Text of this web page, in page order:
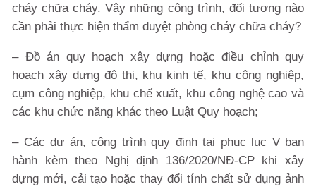
cháy chữa cháy. Vậy những công trình, đối tượng nào
cần phải thực hiện thẩm duyệt phòng cháy chữa cháy?
– Đồ án quy hoạch xây dựng hoặc điều chỉnh quy
hoạch xây dựng đô thị, khu kinh tế, khu công nghiệp,
cụm công nghiệp, khu chế xuất, khu công nghệ cao và
các khu chức năng khác theo Luật Quy hoạch;
– Các dự án, công trình quy định tại phục lục V ban
hành kèm theo Nghị định 136/2020/NĐ-CP khi xây
dựng mới, cải tạo hoặc thay đổi tính chất sử dụng ảnh